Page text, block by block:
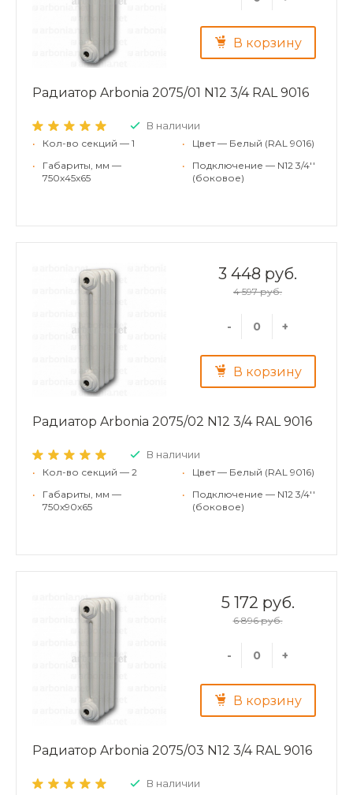
В корзину
Радиатор Arbonia 2075/01 N12 3/4 RAL 9016
В наличии
•
Кол-во секций — 1
•
Габариты, мм —
750x45x65
•
Цвет — Белый (RAL 9016)
•
Подключение — N12 3/4''
(боковое)
3 448 руб.
4 597 руб.
- +
В корзину
Радиатор Arbonia 2075/02 N12 3/4 RAL 9016
В наличии
•
Кол-во секций — 2
•
Габариты, мм —
750x90x65
•
Цвет — Белый (RAL 9016)
•
Подключение — N12 3/4''
(боковое)
5 172 руб.
6 896 руб.
- +
В корзину
Радиатор Arbonia 2075/03 N12 3/4 RAL 9016
В наличии